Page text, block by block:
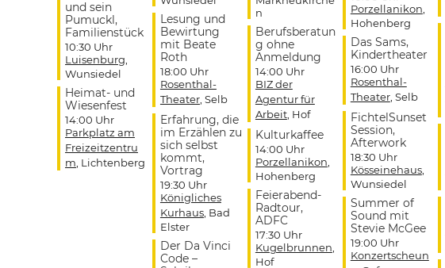
und sein
Pumuckl,
Familienstück
10:30 Uhr
Luisenburg,
Wunsiedel
Heimat- und
Wiesenfest
14:00 Uhr
Parkplatz am
Freizeitzentru
m, Lichtenberg
Lesung und
Bewirtung
mit Beate
Roth
18:00 Uhr
Rosenthal-
Theater, Selb
Erfahrung, die
im Erzählen zu
sich selbst
kommt,
Vortrag
19:30 Uhr
Königliches
Kurhaus, Bad
Elster
Der Da Vinci
Code –
n
Berufsberatun
g ohne
Anmeldung
14:00 Uhr
BIZ der
Agentur für
Arbeit, Hof
Kulturkaffee
14:00 Uhr
Porzellanikon,
Hohenberg
Feierabend-
Radtour,
ADFC
17:30 Uhr
Kugelbrunnen,
Hof
Porzellanikon,
Hohenberg
Das Sams,
Kindertheater
16:00 Uhr
Rosenthal-
Theater, Selb
FichtelSunset
Session,
Afterwork
18:30 Uhr
Kösseinehaus,
Wunsiedel
Summer of
Sound mit
Stevie McGee
19:00 Uhr
Konzertscheun